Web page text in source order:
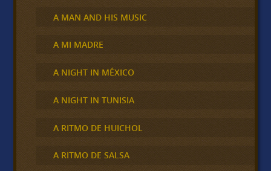
A MAN AND HIS MUSIC
A MI MADRE
A NIGHT IN MÉXICO
A NIGHT IN TUNISIA
A RITMO DE HUICHOL
A RITMO DE SALSA